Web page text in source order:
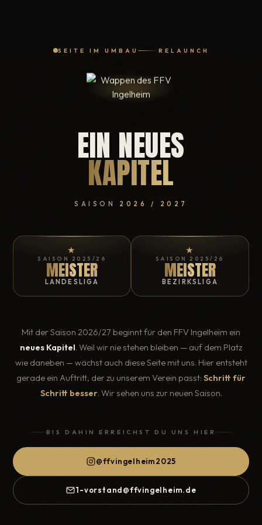
SEITE IM UMBAU RELAUNCH
EIN NEUES
KAPITEL
SAISON 2026 / 2027
★
SAISON 2025/26
MEISTER
LANDESLIGA
★
SAISON 2025/26
MEISTER
BEZIRKSLIGA
Mit der Saison 2026/27 beginnt für den FFV Ingelheim ein
neues Kapitel. Weil wir nie stehen bleiben — auf dem Platz
wie daneben — wächst auch diese Seite mit uns. Hier entsteht
gerade ein Auftritt, der zu unserem Verein passt: Schritt für
Schritt besser. Wir sehen uns zur neuen Saison.
BIS DAHIN ERREICHST DU UNS HIER
@ffvingelheim2025
1-vorstand@ffvingelheim.de